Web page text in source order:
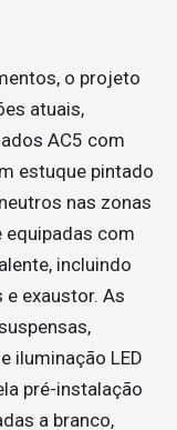
o projeto
atuais,
AC5 com
estuque pintado
nas zonas
equipadas com
incluindo
exaustor. As
iluminação LED
pré-instalação
a branco,